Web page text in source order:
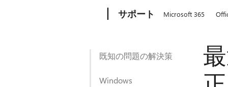
サポート Microsoft 365
既知の問題の解決策
Windows